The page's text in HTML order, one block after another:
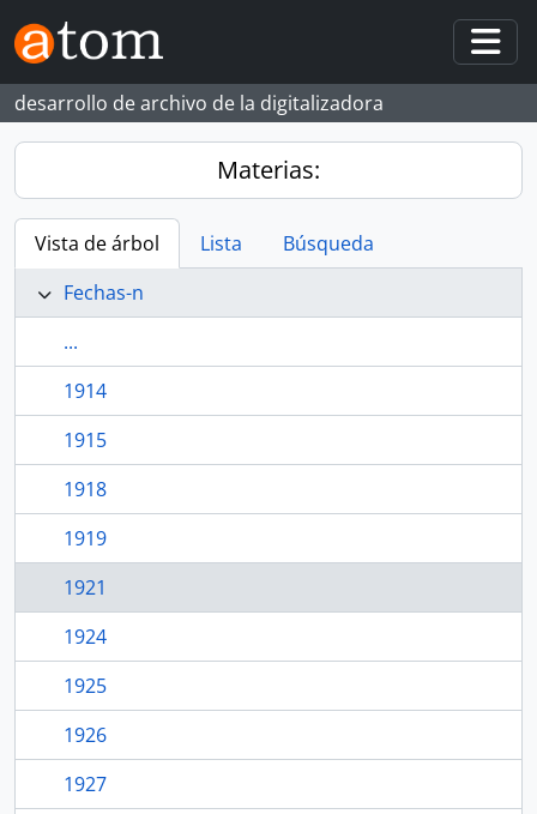
Skip to main content
desarrollo de archivo de la digitalizadora
Materias:
Vista de árbol Lista
Búsqueda
Fechas-n
...
1914
1915
1918
1919
1921
1924
1925
1926
1927